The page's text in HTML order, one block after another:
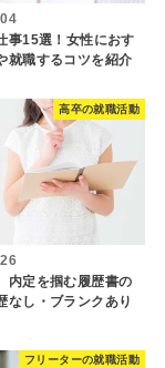
事15選！女性におす
就職するコツを紹介
高卒の就職活動
内定を掴む履歴書の
なし・ブランクあり
フリーターの就職活動